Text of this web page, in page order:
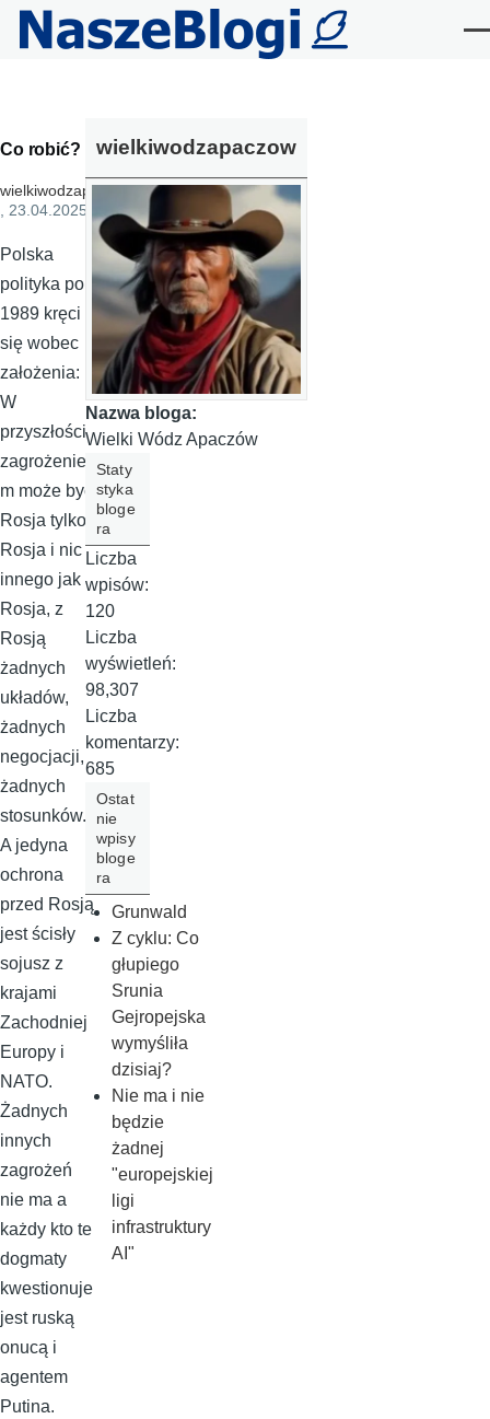
Przejdź do treści
Co robić?
wielkiwodzapaczow
, 23.04.2025
Polska
polityka po
1989 kręci
się wobec
założenia:
W
przyszłości
zagrożenie
m może być
Rosja tylko
Rosja i nic
innego jak
Rosja, z
Rosją
żadnych
układów,
żadnych
negocjacji,
żadnych
stosunków.
A jedyna
ochrona
przed Rosją
jest ścisły
sojusz z
krajami
Zachodniej
Europy i
NATO.
Żadnych
innych
zagrożeń
nie ma a
każdy kto te
dogmaty
kwestionuje
jest ruską
onucą i
agentem
Putina.
wielkiwodzapaczow
Nazwa bloga:
Wielki Wódz Apaczów
Staty
styka
bloge
ra
Liczba
wpisów:
120
Liczba
wyświetleń:
98,307
Liczba
komentarzy:
685
Ostat
nie
wpisy
bloge
ra
Grunwald
Z cyklu: Co
głupiego
Srunia
Gejropejska
wymyśliła
dzisiaj?
Nie ma i nie
będzie
żadnej
"europejskiej
ligi
infrastruktury
AI"